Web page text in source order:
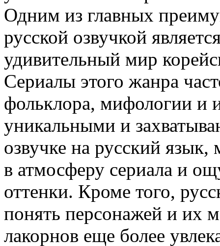
Одним из главных
русской озвучкой
удивительный мир
Сериалы этого жанра
фольклора, мифологии и
уникальными и
озвучке на русский
в атмосферу сериала и
оттенки. Кроме того,
понять персонажей и их
лакорнов еще более